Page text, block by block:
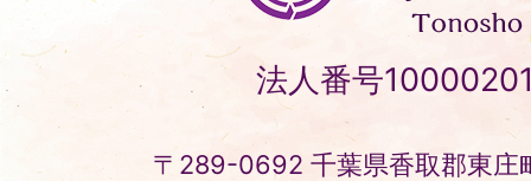
町
Tonosho
Town
法人番号
〒289-0692 千葉県香取郡東庄